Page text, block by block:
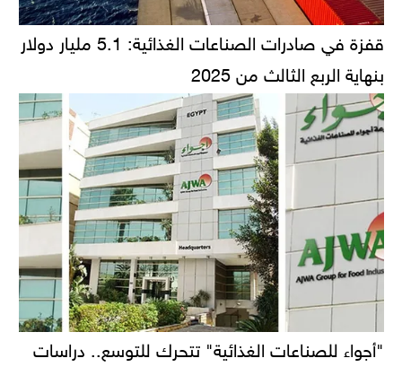
قفزة في صادرات الصناعات الغذائية: 5.1 مليار دولار
بنهاية الربع الثالث من 2025
"أجواء للصناعات الغذائية" تتحرك للتوسع.. دراسات